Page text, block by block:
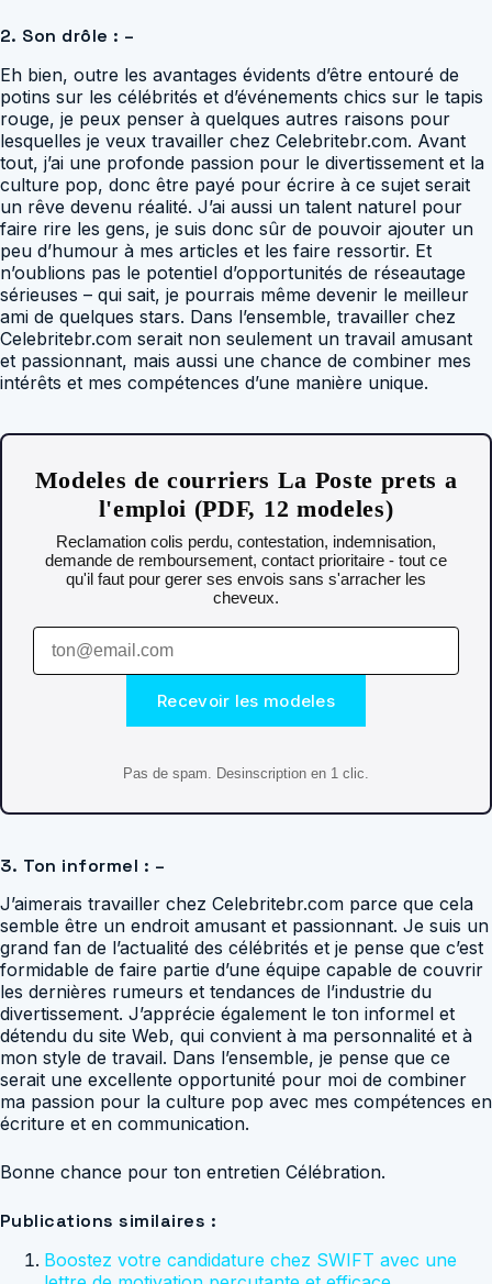
2. Son drôle : –
Eh bien, outre les avantages évidents d’être entouré de
potins sur les célébrités et d’événements chics sur le tapis
rouge, je peux penser à quelques autres raisons pour
lesquelles je veux travailler chez Celebritebr.com. Avant
tout, j’ai une profonde passion pour le divertissement et la
culture pop, donc être payé pour écrire à ce sujet serait
un rêve devenu réalité. J’ai aussi un talent naturel pour
faire rire les gens, je suis donc sûr de pouvoir ajouter un
peu d’humour à mes articles et les faire ressortir. Et
n’oublions pas le potentiel d’opportunités de réseautage
sérieuses – qui sait, je pourrais même devenir le meilleur
ami de quelques stars. Dans l’ensemble, travailler chez
Celebritebr.com serait non seulement un travail amusant
et passionnant, mais aussi une chance de combiner mes
intérêts et mes compétences d’une manière unique.
Modeles de courriers La Poste prets a
l'emploi (PDF, 12 modeles)
Reclamation colis perdu, contestation, indemnisation,
demande de remboursement, contact prioritaire - tout ce
qu'il faut pour gerer ses envois sans s'arracher les
cheveux.
Recevoir les modeles
Pas de spam. Desinscription en 1 clic.
3. Ton informel : –
J’aimerais travailler chez Celebritebr.com parce que cela
semble être un endroit amusant et passionnant. Je suis un
grand fan de l’actualité des célébrités et je pense que c’est
formidable de faire partie d’une équipe capable de couvrir
les dernières rumeurs et tendances de l’industrie du
divertissement. J’apprécie également le ton informel et
détendu du site Web, qui convient à ma personnalité et à
mon style de travail. Dans l’ensemble, je pense que ce
serait une excellente opportunité pour moi de combiner
ma passion pour la culture pop avec mes compétences en
écriture et en communication.
Bonne chance pour ton entretien Célébration.
Publications similaires :
Boostez votre candidature chez SWIFT avec une